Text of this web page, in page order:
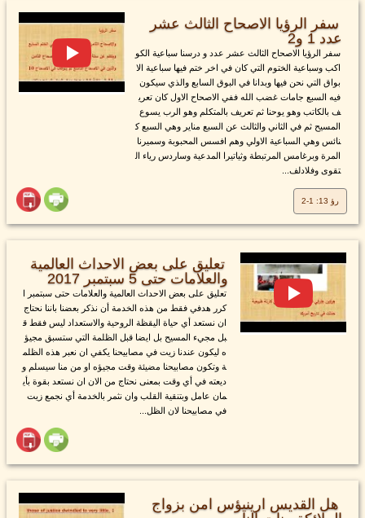
سفر الرؤيا الاصحاح الثالث عشر
عدد 1 و2
سفر الرؤيا الاصحاح الثالث عشر عدد و درسنا سباعية الكو
اكب وسباعية الختوم التي كان في اخر ختم فيها سباعية الا
بواق التي نحن فيها وبدانا في البوق السابع والذي سيكون
فيه السبع جامات غضب الله ففي الاصحاح الاول كان تعري
ف بالكاتب وهو يوحنا ثم تعريف بالمتكلم وهو الرب يسوع
المسيح ثم في الثاني والثالث عن السبع مناير وهي السبع ك
نائس وهي السباعية الاولي وهم افسس المحبوبة وسميرنا
المرة وبرغامس المرتبطة وثياتيرا المدعية وساردس رياء ال
تقوى وفلادلف...
رؤ 13: 1-2
تعليق على بعض الاحداث العالمية
والعلامات حتى 5 سبتمبر 2017
تعليق على بعض الاحداث العالمية والعلامات حتى سبتمبر ا
كرر هدفي فقط من هذه الخدمة أن نذكر بعضنا باننا نحتاج
ان نستعد أي حياة اليقظة الروحية والاستعداد ليس فقط ق
بل مجيء المسيح بل ايضا قبل الظلمة التي ستسبق مجيؤ
ه ليكون عندنا زيت في مصابيحنا يكفي ان نعبر هذه الظلم
ة وتكون مصابيحنا مضيئة وقت مجيؤه او من منا سيسلم و
ديعته في أي وقت بمعنى نحتاج من الان ان نستعد بقوة بأي
مان عامل وبتنقية القلب وان نثمر بالخدمة أي نجمع زيت
في مصابيحنا لان الظل...
هل القديس ارينيؤس امن بزواج